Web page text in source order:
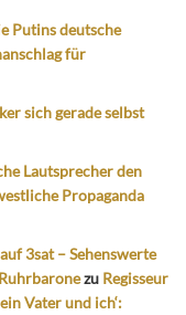
Putins deutsche
für
sich gerade selbst
Lautsprecher den
Propaganda
3sat – Sehenswerte
zu Regisseur
Vater und ich‘: